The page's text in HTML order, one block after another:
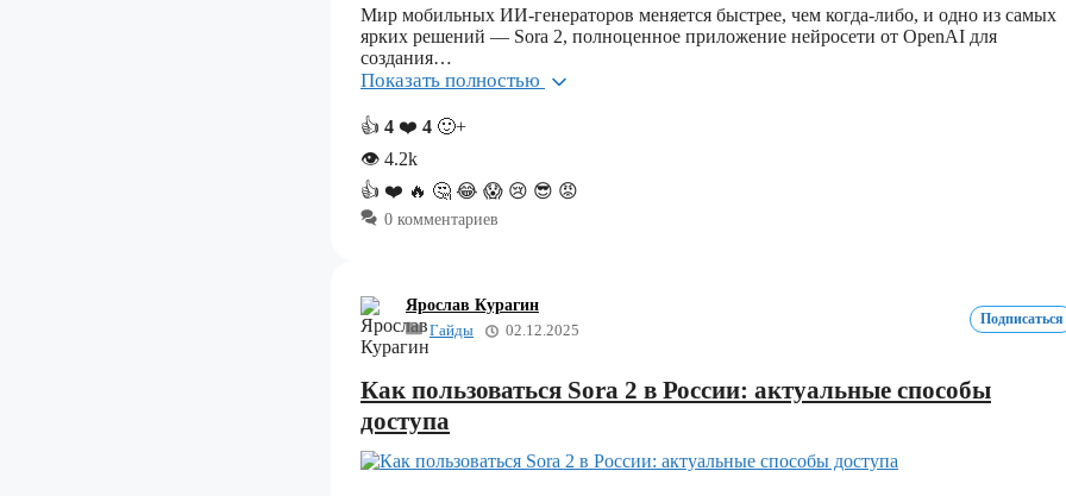
Мир мобильных ИИ-генераторов меняется быстрее, чем когда-либо, и одно из самых
ярких решений — Sora 2, полноценное приложение нейросети от OpenAI для
создания…
Показать полностью
👍 4 ❤️ 4 🙂+
👁 4.2k
👍 ❤️ 🔥 🤔 😂 😱 😢 😎 😡
0 комментариев
Ярослав Курагин
Гайды
02.12.2025
Подписаться
Как пользоваться Sora 2 в России: актуальные способы
доступа